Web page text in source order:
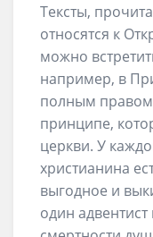
Тексты,
относятся к
можно
например, в
полным
принципе,
церкви. У
христианина
выгодное и
один